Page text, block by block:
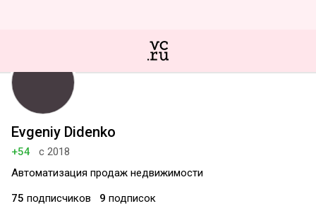
Evgeniy Didenko
+54
с 2018
Автоматизация продаж недвижимости
75 подписчиков 9 подписок